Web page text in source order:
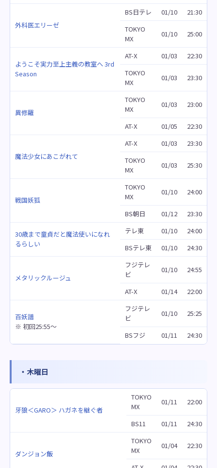
外科医エリーゼ
BS日テレ 01/10
21:30
TOKYO
MX
01/10 25:00
ようこそ実力至上主義の教室へ 3rd
Season
AT-X 01/03
22:30
TOKYO
MX
01/03 23:30
異修羅
TOKYO
MX
01/03 23:00
AT-X 01/05 22:30
魔法少女にあこがれて
AT-X 01/03
23:30
TOKYO
MX
01/03 25:30
戦国妖狐
TOKYO
MX
01/10 24:00
BS朝日 01/12 23:30
30歳まで童貞だと魔法使いになれ
るらしい
テレ東 01/10
24:00
BSテレ東
01/10 24:30
メタリックルージュ
フジテレ
ビ
01/10 24:55
AT-X 01/14 22:00
百妖譜
※ 初回25:55～
フジテレ
ビ
01/10 25:25
BSフジ 01/11 24:30
・木曜日
牙狼＜GARO＞ ハガネを継ぐ者
TOKYO
MX
01/11 22:00
BS11 01/11 24:30
ダンジョン飯
TOKYO
MX
01/04 22:30